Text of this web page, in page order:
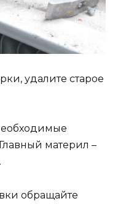
удалите старое
материл –
обращайте